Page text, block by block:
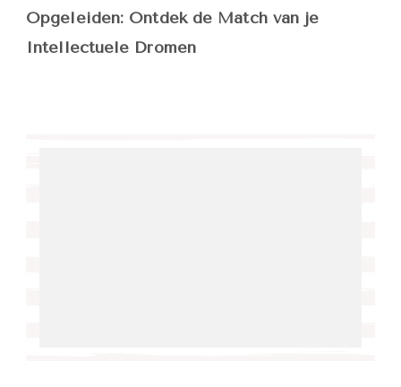
Opgeleiden: Ontdek de Match van je
Intellectuele Dromen